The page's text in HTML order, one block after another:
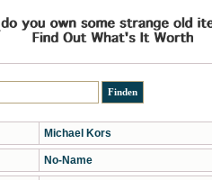
Michael Kors
No-Name